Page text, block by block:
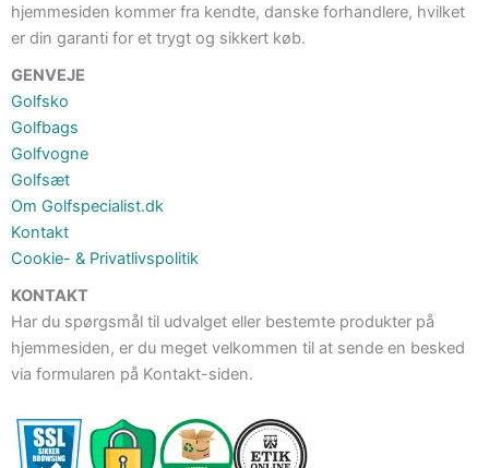
hjemmesiden kommer fra kendte, danske forhandlere, hvilket
er din garanti for et trygt og sikkert køb.
GENVEJE
Golfsko
Golfbags
Golfvogne
Golfsæt
Om Golfspecialist.dk
Kontakt
Cookie- & Privatlivspolitik
KONTAKT
Har du spørgsmål til udvalget eller bestemte produkter på
hjemmesiden, er du meget velkommen til at sende en besked
via formularen på Kontakt-siden.